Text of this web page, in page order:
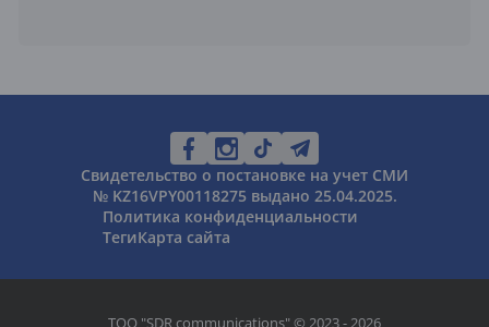
Свидетельство о постановке на учет СМИ
№ KZ16VPY00118275 выдано 25.04.2025.
Политика конфиденциальности
ТегиКарта сайта
ТОО "SDR communications" © 2023 - 2026